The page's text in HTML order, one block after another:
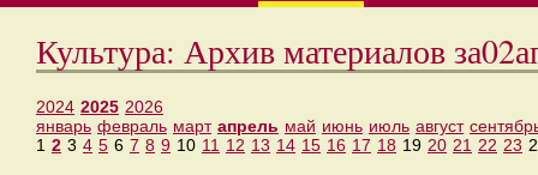
Культура: Архив материалов
2024 2025 2026
январь февраль март апрель май июнь июль август
1 2 3 4 5 6 7 8 9 10 11 12 13 14 15 16 17 18 19 20 21 22 23